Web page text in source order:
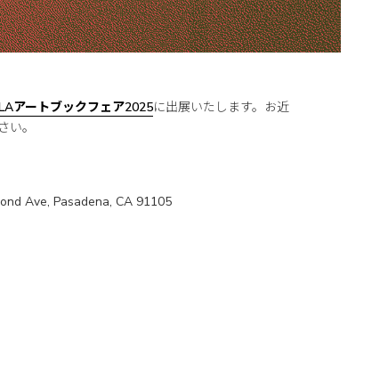
アートブックフェア2025に出展いたします。お近
。
Ave, Pasadena, CA 91105